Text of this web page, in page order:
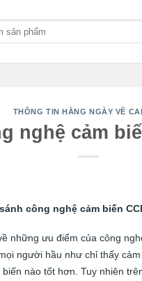
THÔNG TIN HẰNG NGÀY VỀ
nghệ cảm
công nghệ cảm biến
những ưu điểm của công
người hầu như chỉ thấy
nào tốt hơn. Tuy nhiên